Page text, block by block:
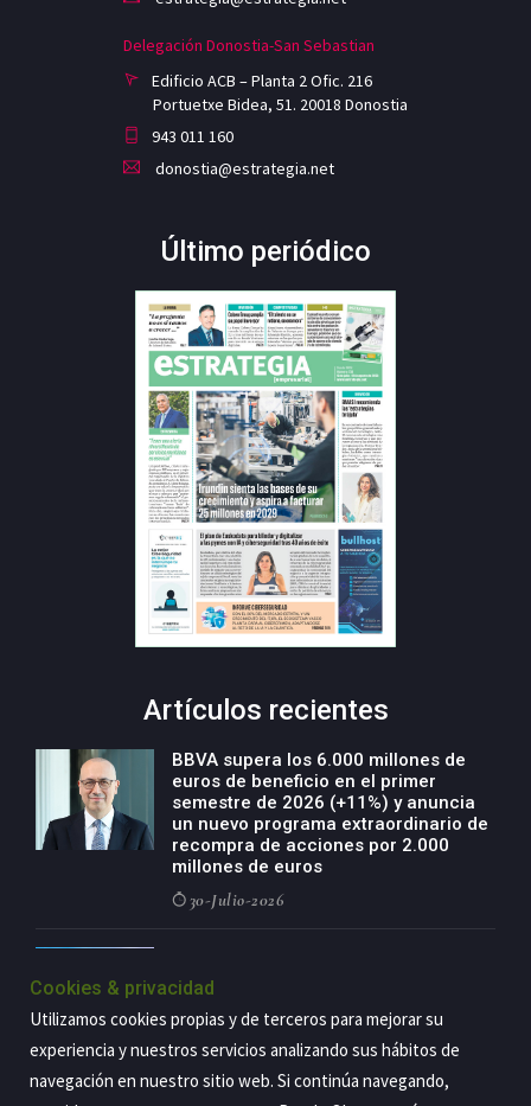
Delegación Donostia-San Sebastian
Edificio ACB – Planta 2 Ofic. 216
Portuetxe Bidea, 51. 20018 Donostia
943 011 160
donostia@estrategia.net
Último periódico
Artículos recientes
BBVA supera los 6.000 millones de
euros de beneficio en el primer
semestre de 2026 (+11%) y anuncia
un nuevo programa extraordinario de
recompra de acciones por 2.000
millones de euros
30-Julio-2026
negocio agro con un modelo global
de especialización presente en siete
países
29-Julio-2026
Cookies & privacidad
Utilizamos cookies propias y de terceros para mejorar su
experiencia y nuestros servicios analizando sus hábitos de
navegación en nuestro sitio web. Si continúa navegando,